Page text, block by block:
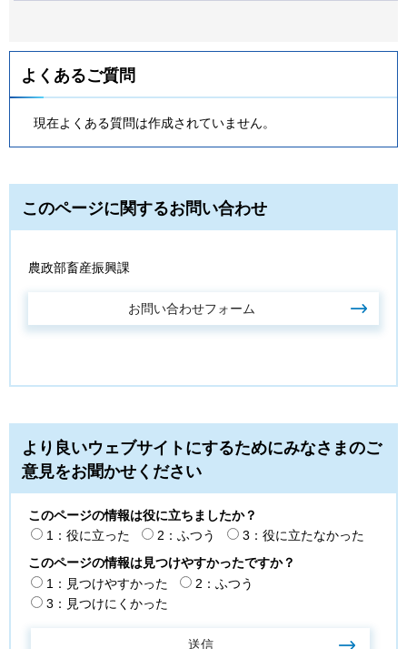
よくあるご質問
現在よくある質問は作成されていません。
このページに関するお問い合わせ
農政部畜産振興課
より良いウェブサイトにするためにみなさまのご
意見をお聞かせください
このページの情報は役に立ちましたか？
1：役に立った
2：ふつう
3：役に立たなかった
このページの情報は見つけやすかったですか？
1：見つけやすかった
2：ふつう
3：見つけにくかった